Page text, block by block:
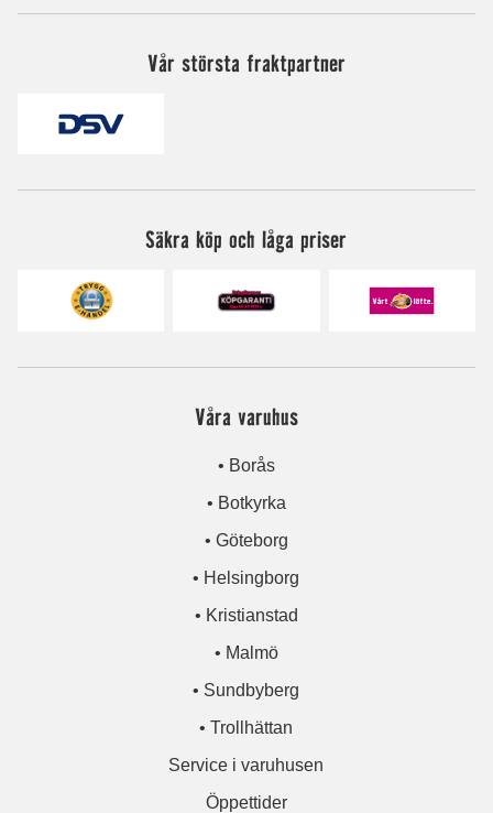
Vår största fraktpartner
Säkra köp och låga priser
Våra varuhus
• Borås
• Botkyrka
• Göteborg
• Helsingborg
• Kristianstad
• Malmö
• Sundbyberg
• Trollhättan
Service i varuhusen
Öppettider